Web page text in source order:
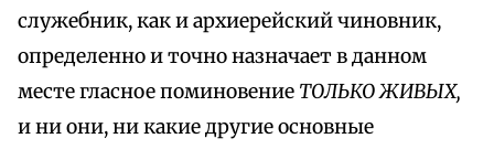
служебник, как и архиерейский чиновник,
определенно и точно назначает в данном
месте гласное поминовение ТОЛЬКО ЖИВЫХ,
и ни они, ни какие другие основные